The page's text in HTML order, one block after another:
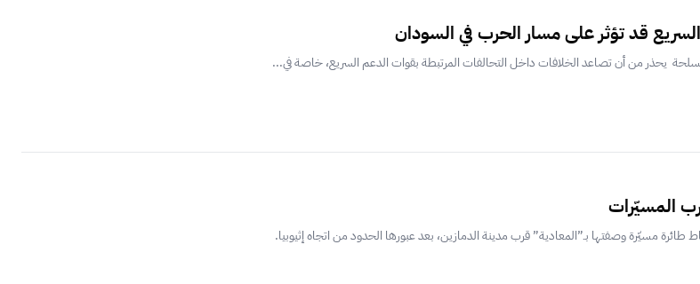
قد تؤثر على مسار الحرب في السودان
يحذر من أن تصاعد الخلافات داخل التحالفات المرتبطة بقوات الدعم السريع، خاصة في...
المسيّرات
مسيّرة وصفتها بـ”المعادية” قرب مدينة الدمازين، بعد عبورها الحدود من اتجاه إثيوبيا.